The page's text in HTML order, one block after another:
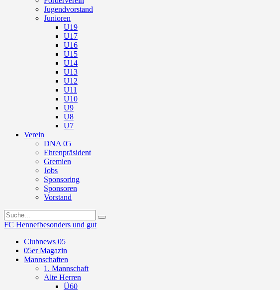
Jugendvorstand
Junioren
U19
U17
U16
U15
U14
U13
U12
U11
U10
U9
U8
U7
Verein
DNA 05
Ehrenpräsident
Gremien
Jobs
Sponsoring
Sponsoren
Vorstand
FC Hennefbesonders und gut
Clubnews 05
05er Magazin
Mannschaften
1. Mannschaft
Alte Herren
Ü60